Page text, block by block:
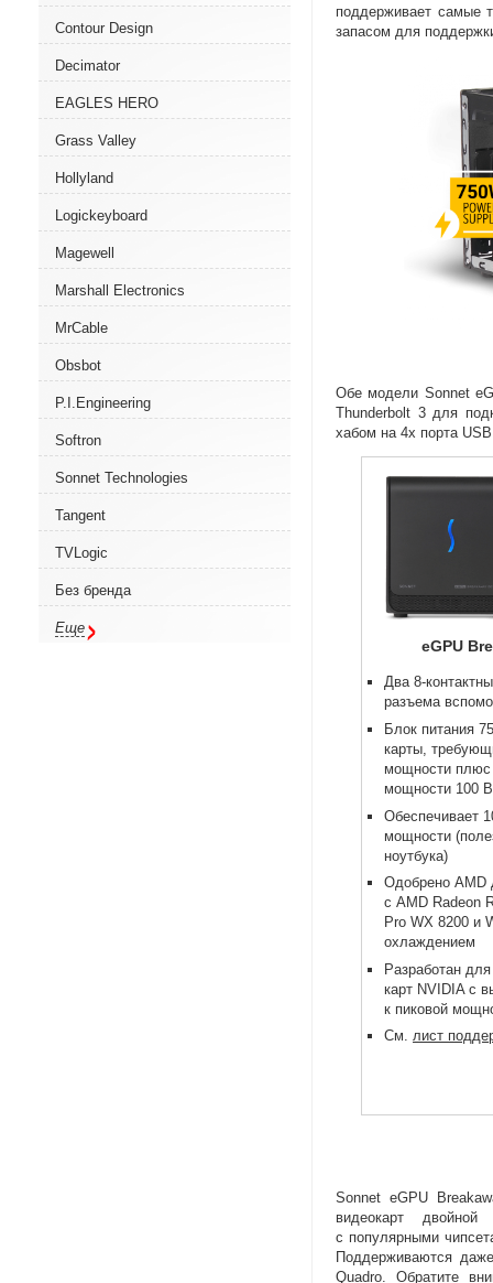
Contour Design
Decimator
EAGLES HERO
Grass Valley
Hollyland
Logickeyboard
Magewell
Marshall Electronics
MrCable
Obsbot
P.I.Engineering
Softron
Sonnet Technologies
Tangent
TVLogic
Без бренда
Еще
поддерживает самые
запасом для
Обе модели Sonnet
Thunderbolt 3 для
хабом на 4х порта
eGPU
Два 8-
разъема
Блок питания
карты
мощности плюс
мощности 100
Обеспечивает
мощности (
ноутбука)
Одобрено AMD
с AMD Radeon
Pro WX 8200 и
охлаждением
Разработан
карт NVIDIA с
к пиковой
См. лист
Sonnet eGPU
видеокарт
с популярными
Поддерживаются
Quadro. Обратите